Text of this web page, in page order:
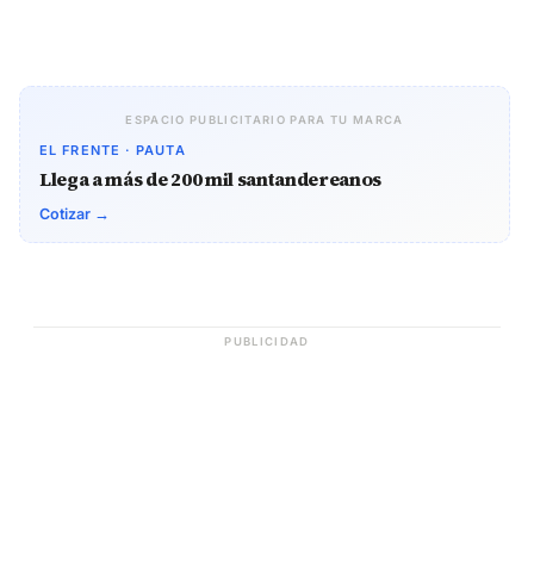
ESPACIO PUBLICITARIO PARA TU MARCA
EL FRENTE · PAUTA
Llega a más de 200 mil santandereanos
Cotizar →
PUBLICIDAD